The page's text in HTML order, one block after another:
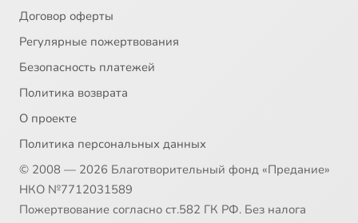
Договор оферты
Регулярные пожертвования
Безопасность платежей
Политика возврата
О проекте
Политика персональных данных
© 2008 — 2026 Благотворительный фонд «Предание»
НКО №7712031589
Пожертвование согласно ст.582 ГК РФ. Без налога